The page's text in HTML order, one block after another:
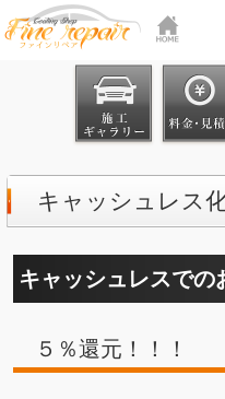
キャッシュレス
キャッシュレスでの
５％還元！！！